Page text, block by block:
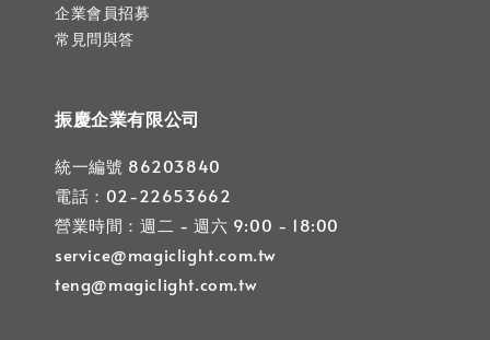
企業會員招募
常見問與答
振慶企業有限公司
統一編號 86203840
電話：02-22653662
營業時間：週二 - 週六 9:00 - 18:00
service@magiclight.com.tw
teng@magiclight.com.tw